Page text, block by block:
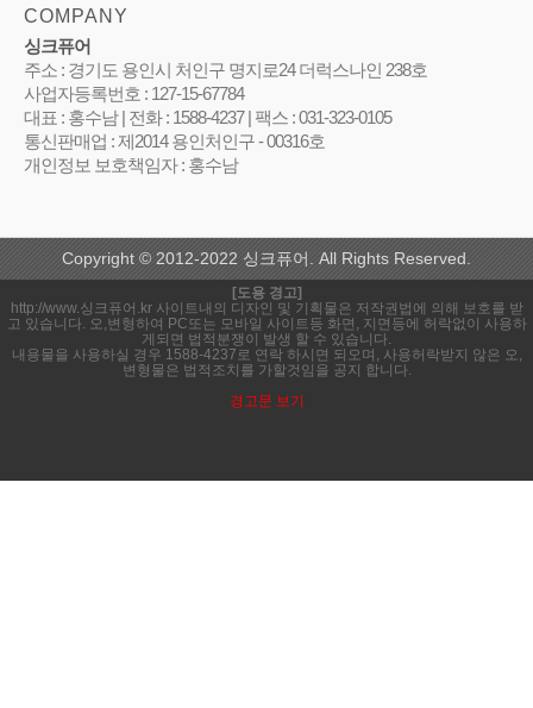
COMPANY
싱크퓨어
주소 : 경기도 용인시 처인구 명지로24 더럭스나인 238호
사업자등록번호 : 127-15-67784
대표 : 홍수남 | 전화 : 1588-4237 | 팩스 : 031-323-0105
통신판매업 : 제2014 용인처인구 - 00316호
개인정보 보호책임자 : 홍수남
Copyright © 2012-2022 싱크퓨어. All Rights Reserved.
[도용 경고]
http://www.싱크퓨어.kr 사이트내의 디자인 및 기획물은 저작권법에 의해 보호를 받
고 있습니다. 오,변형하여 PC또는 모바일 사이트등 화면, 지면등에 허락없이 사용하
게되면 법적분쟁이 발생 할 수 있습니다.
내용물을 사용하실 경우 1588-4237로 연락 하시면 되오며, 사용허락받지 않은 오,
변형물은 법적조치를 가할것임을 공지 합니다.
경고문 보기